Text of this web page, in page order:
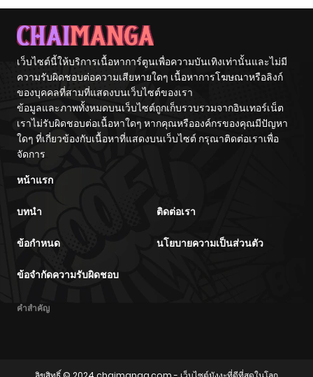
จักรพรรดิเทพดาบ
ผงาดเหนือชาติภพ
เว็บไซต์นี้ให้บริการเนื้อหาการ์ตูนเพื่อความบันเทิงเท่านั้นและไม่มี
ความรับผิดชอบต่อความเสียหายใดๆ เนื้อหาการโฆษณาหรือลิงก์
ของบุคคลที่สามที่แสดงบนเว็บไซต์ของเรา
ข้อมูลและภาพทั้งหมดบนเว็บไซต์ถูกเก็บรวบรวมจากอินเทอร์เน็ต
เราไม่รับผิดชอบต่อเนื้อหาใดๆ หากคุณหรือองค์กรของคุณมีปัญหา
ใดๆ ที่เกี่ยวข้องกับเนื้อหาที่แสดงบนเว็บไซต์ กรุณาติดต่อเราเพื่อ
จัดการ
หน้าแรก
บทนำ ติดต่อเรา
ข้อกำหนด นโยบายความเป็นส่วนตัว
ข้อจำกัดความรับผิดชอบ
คำสำคัญ